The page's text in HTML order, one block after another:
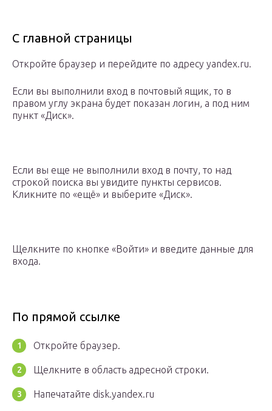
С главной страницы
Откройте браузер и перейдите по адресу yandex.ru.
Если вы выполнили вход в почтовый ящик, то в
правом углу экрана будет показан логин, а под ним
пункт «Диск».
Если вы еще не выполнили вход в почту, то над
строкой поиска вы увидите пункты сервисов.
Кликните по «ещё» и выберите «Диск».
Щелкните по кнопке «Войти» и введите данные для
входа.
По прямой ссылке
Откройте браузер.
Щелкните в область адресной строки.
Напечатайте disk.yandex.ru